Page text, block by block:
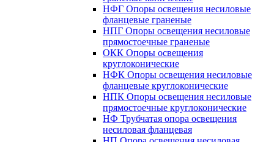
НФГ Опоры освещения несиловые
фланцевые граненые
НПГ Опоры освещения несиловые
прямостоечные граненые
ОКК Опоры освещения
круглоконические
НФК Опоры освещения несиловые
фланцевые круглоконические
НПК Опоры освещения несиловые
прямостоечные круглоконические
НФ Трубчатая опора освещения
несиловая фланцевая